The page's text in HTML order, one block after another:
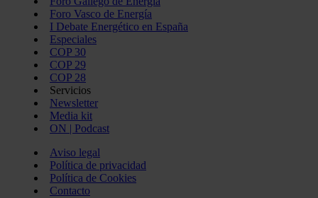
Foro Vasco de Energía
I Debate Energético en España
Especiales
COP 30
COP 29
COP 28
Servicios
Newsletter
Media kit
ON | Podcast
Aviso legal
Política de privacidad
Política de Cookies
Contacto